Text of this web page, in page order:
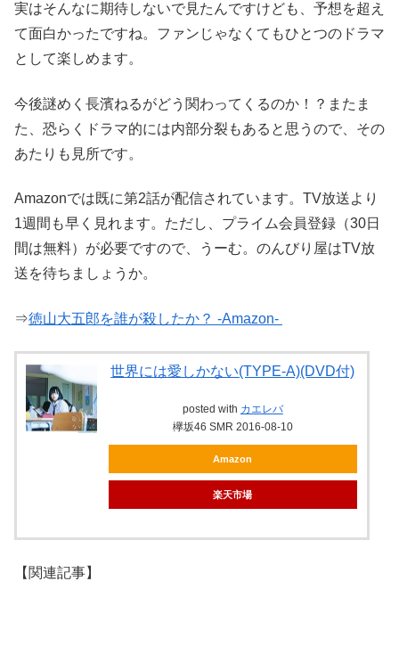
実はそんなに期待しないで見たんですけども、予想を超え
て面白かったですね。ファンじゃなくてもひとつのドラマ
として楽しめます。
今後謎めく長濱ねるがどう関わってくるのか！？またま
た、恐らくドラマ的には内部分裂もあると思うので、その
あたりも見所です。
Amazonでは既に第2話が配信されています。TV放送より
1週間も早く見れます。ただし、プライム会員登録（30日
間は無料）が必要ですので、うーむ。のんびり屋はTV放
送を待ちましょうか。
⇒徳山大五郎を誰が殺したか？ -Amazon-
世界には愛しかない(TYPE-A)(DVD付)
posted with カエレバ
欅坂46 SMR 2016-08-10
Amazon
楽天市場
【関連記事】